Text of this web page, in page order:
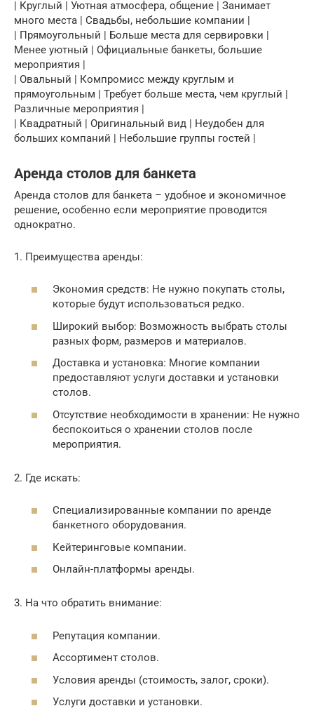
| Круглый | Уютная атмосфера, общение | Занимает
много места | Свадьбы, небольшие компании |
| Прямоугольный | Больше места для сервировки |
Менее уютный | Официальные банкеты, большие
мероприятия |
| Овальный | Компромисс между круглым и
прямоугольным | Требует больше места, чем круглый |
Различные мероприятия |
| Квадратный | Оригинальный вид | Неудобен для
больших компаний | Небольшие группы гостей |
Аренда столов для банкета
Аренда столов для банкета – удобное и экономичное
решение, особенно если мероприятие проводится
однократно.
1. Преимущества аренды:
Экономия средств: Не нужно покупать столы,
которые будут использоваться редко.
Широкий выбор: Возможность выбрать столы
разных форм, размеров и материалов.
Доставка и установка: Многие компании
предоставляют услуги доставки и установки
столов.
Отсутствие необходимости в хранении: Не нужно
беспокоиться о хранении столов после
мероприятия.
2. Где искать:
Специализированные компании по аренде
банкетного оборудования.
Кейтеринговые компании.
Онлайн-платформы аренды.
3. На что обратить внимание:
Репутация компании.
Ассортимент столов.
Условия аренды (стоимость, залог, сроки).
Услуги доставки и установки.